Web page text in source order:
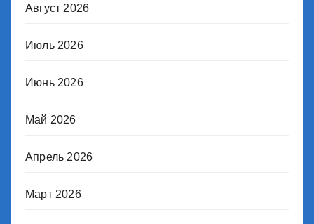
Август 2026
Июль 2026
Июнь 2026
Май 2026
Апрель 2026
Март 2026